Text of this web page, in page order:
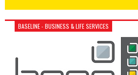
BASELINE - BUSINESS & LIFE SERVICES